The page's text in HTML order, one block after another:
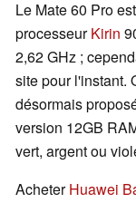
Le Mate 60 Pro est
processeurKirin
2,62 GHz ;
site pour l'instant.
désormais
version 12GB
vert, argent ou
AcheterHuawei